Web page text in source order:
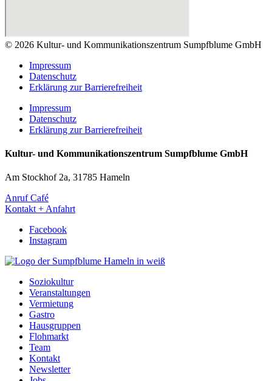
© 2026 Kultur- und Kommunikationszentrum Sumpfblume GmbH
Impressum
Datenschutz
Erklärung zur Barrierefreiheit
Impressum
Datenschutz
Erklärung zur Barrierefreiheit
Kultur- und Kommunikationszentrum Sumpfblume GmbH
Am Stockhof 2a, 31785 Hameln
Anruf Café
Kontakt + Anfahrt
Facebook
Instagram
Soziokultur
Veranstaltungen
Vermietung
Gastro
Hausgruppen
Flohmarkt
Team
Kontakt
Newsletter